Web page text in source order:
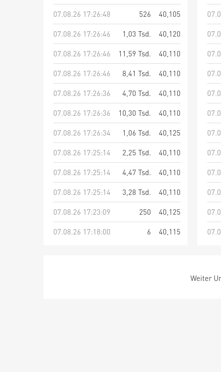
07.08.26 17:26:48
526
40,105
07.08.26 17:26:46
1,03 Tsd.
40,120
07.08.26 17:26:46
11,59 Tsd.
40,110
07.08.26 17:26:46
8,41 Tsd.
40,110
07.08.26 17:26:36
4,70 Tsd.
40,110
07.08.26 17:26:36
10,30 Tsd.
40,110
07.08.26 17:26:34
1,06 Tsd.
40,125
07.08.26 17:25:14
2,25 Tsd.
40,110
07.08.26 17:25:14
4,47 Tsd.
40,110
07.08.26 17:25:14
3,28 Tsd.
40,110
07.08.26 17:23:09
250
40,125
07.08.26 17:18:00
6 40,115
Weiter